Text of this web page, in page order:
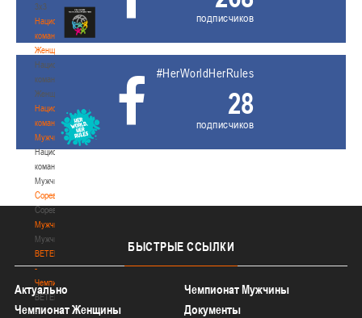
3х3
Национальная
команда.
Женщины
Национальная
команда.
Женщины
Национальная
команда.
Мужчины
Национальная
команда.
Мужчины
Соревнования
Соревнования
Мужчины
Мужчины
BETERA
-
Чемпионат
BETERA
-
подписчиков
#HerWorldHerRules
28
подписчиков
БЫСТРЫЕ ССЫЛКИ
Актуально
Чемпионат Мужчины
Чемпионат Женщины
Документы